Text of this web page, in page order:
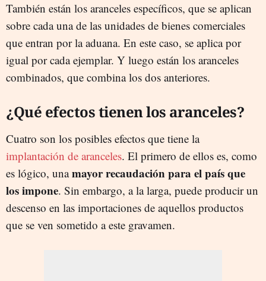
También están los aranceles específicos, que se aplican
sobre cada una de las unidades de bienes comerciales
que entran por la aduana. En este caso, se aplica por
igual por cada ejemplar. Y luego están los aranceles
combinados, que combina los dos anteriores.
¿Qué efectos tienen los aranceles?
Cuatro son los posibles efectos que tiene la
implantación de aranceles. El primero de ellos es, como
es lógico, unamayor recaudación para el país que
los impone. Sin embargo, a la larga, puede producir un
descenso en las importaciones de aquellos productos
que se ven sometido a este gravamen.